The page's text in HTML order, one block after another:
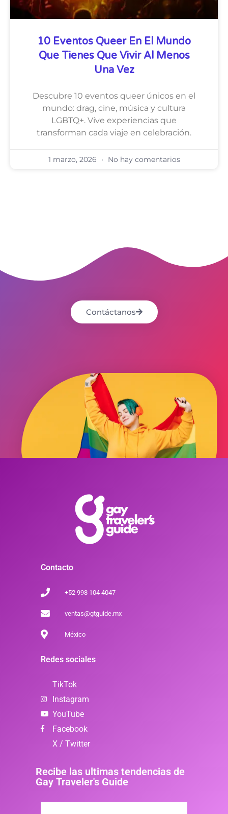
10 Eventos Queer En El Mundo
Que Tienes Que Vivir Al Menos
Una Vez
Descubre 10 eventos queer únicos en el
mundo: drag, cine, música y cultura
LGBTQ+. Vive experiencias que
transforman cada viaje en celebración.
1 marzo, 2026 No hay comentarios
Contáctanos
Contacto
+52 998 104 4047
ventas@gtguide.mx
México
Redes sociales
TikTok
Instagram
YouTube
Facebook
X / Twitter
Recibe las ultimas tendencias de
Gay Traveler's Guide